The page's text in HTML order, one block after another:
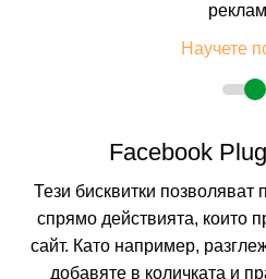
AEOLOS BEACH HOTEL
KERKYRA AREA, CORFU,
0.0 (от 0 мнения на клиенти)
Научете
Facebook
Тези бисквитки позволяват
спрямо действията, които
сайт. Като например,
добавяте в количката и